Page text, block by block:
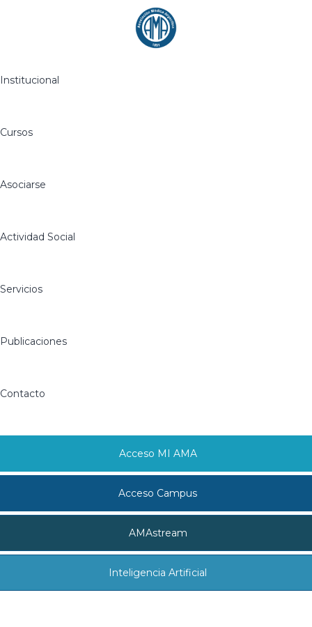
Institucional
Cursos
Asociarse
Actividad Social
Servicios
Publicaciones
Contacto
Acceso MI AMA
Acceso Campus
AMAstream
Inteligencia Artificial